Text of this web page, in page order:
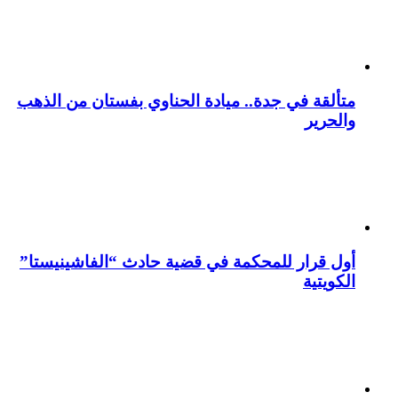
متألقة في جدة.. ميادة الحناوي بفستان من الذهب
والحرير
أول قرار للمحكمة في قضية حادث “الفاشينيستا”
الكويتية